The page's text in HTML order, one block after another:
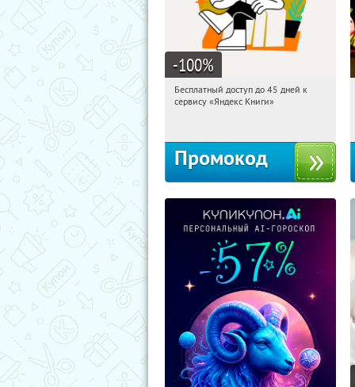
-100%
19:07:27
Получи первым!
Бесплатный доступ до 45 дней к
сервису «Яндекс Книги»
Промокод